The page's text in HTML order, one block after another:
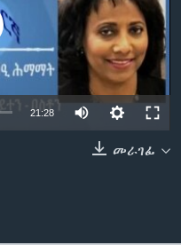
available
21:28
መራገፊ